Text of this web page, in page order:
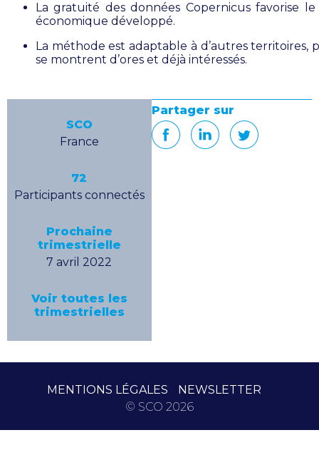
SCO
France
72
Participants connectés
Prochaine
trimestrielle
7 avril 2022
Voir toutes les
trimestrielles
Partager sur
La gratuité des données Copernicus favorise
économique développé.
La méthode est adaptable à d’autres territoires,
se montrent d’ores et déjà intéressés.
MENTIONS LÉGALES
NEWSLETTER
© SCO 2026